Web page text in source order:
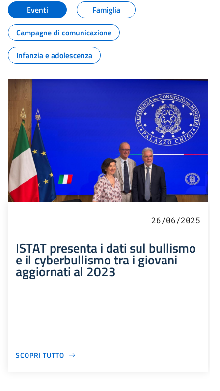
Eventi
Famiglia
Campagne di comunicazione
Infanzia e adolescenza
26/06/2025
ISTAT presenta i dati sul bullismo
e il cyberbullismo tra i giovani
aggiornati al 2023
SCOPRI TUTTO